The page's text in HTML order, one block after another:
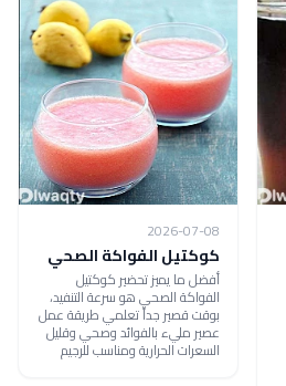
2026-07-08
كوكتيل الفواكة الصحي
أفضل ما يميز تحضير كوكتيل
الفواكة الصحي هو سرعة التنفيد،
بوقت قصير جداً تعلمي طريقة عمل
عصير مليء بالفوائد وصحي وقليل
السعرات الحرارية ومناسب للرجيم